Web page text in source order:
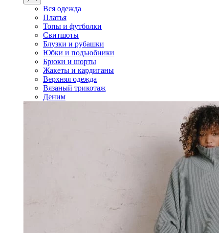
Вся одежда
Платья
Топы и футболки
Свитшоты
Блузки и рубашки
Юбки и подъюбники
Брюки и шорты
Жакеты и кардиганы
Верхняя одежда
Вязаный трикотаж
Деним